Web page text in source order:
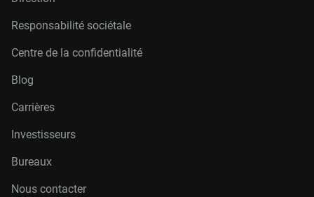
Responsabilité sociétale
Centre de la confidentialité
Blog
Carrières
Investisseurs
Bureaux
Nous contacter